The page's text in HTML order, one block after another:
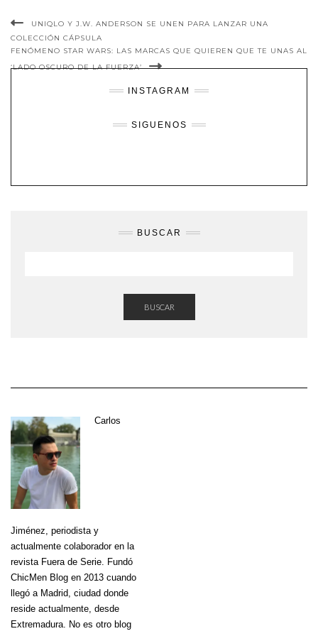
UNIQLO Y J.W. ANDERSON SE UNEN PARA LANZAR UNA
COLECCIÓN CÁPSULA
FENÓMENO STAR WARS: LAS MARCAS QUE QUIEREN QUE TE UNAS AL
‘LADO OSCURO DE LA FUERZA’
INSTAGRAM
SIGUENOS
BUSCAR
BUSCAR
Carlos
Jiménez, periodista y
actualmente colaborador en la
revista Fuera de Serie. Fundó
ChicMen Blog en 2013 cuando
llegó a Madrid, ciudad donde
reside actualmente, desde
Extremadura. No es otro blog